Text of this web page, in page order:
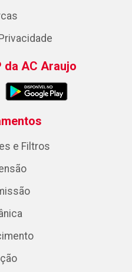
da AC Araujo
e Filtros